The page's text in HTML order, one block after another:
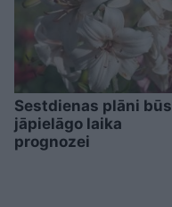
Sestdienas plāni būs
jāpielāgo laika
prognozei